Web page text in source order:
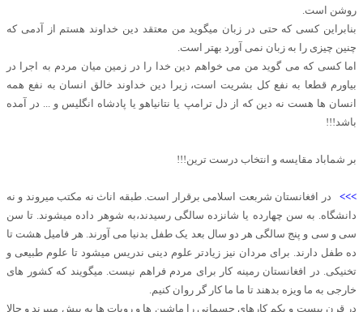
روشن است.
بنابراین کسی که حتی در زبان میگوید من معتقد دین خداوند هستم از آدمی که
چنین چیزی را به زبان نمی آورد بهتر است.
اما کسی که می گوید من می خواهم دین خدا را در زمین میان مردم به اجرا در
بیاورم قطعا به نفع کل بشریت است، زیرا دین خداوند خالق انسان به نفع همه
انسان ها هست نه دین که از دل ترامپ یا نتانیاهو یا پادشاه انگلیس و ... در آمده
باشد!!!
بر شماباد مقایسه و انتخاب درست ترین!!!
>>> در افغانستان شربعت اسلامی برقرار است. طبقه اناث نه مکتب میروند و نه
دانشگاه. به سن چهارده یا شانزده سالگی رسیدند،به شوهر داده میشوند. تا سن
سی و سی و پنج سالگی هر دو سال بعد یک طفل بدنیا می آورند. هر فامیل هشت تا
ده طفل دارند. برای مردان نیز زیادتر علوم دینی ندریس میشود تا علوم طبیعی و
تخنیکی. در افغانستان رمینه کار برای مردم فراهم نیست. میگویند که کشور های
خارجی به ما ویزه بدهند تا ما ما کار گر روان کنیم.
در قرن بیست و یکم کارهای جسمانی را ماشین ها و روبات ها به پیش میبرند و حالا